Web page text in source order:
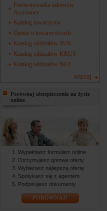
Porównywarka zakresów
Assistance
Katalog towarzystw
Opinie o towarzystwach
Katalog oddziałów ZUS
Katalog oddziałów KRUS
Katalog oddziałów NFZ
więcej
Porównaj ubezpieczenia na życie
online
Wypełniasz formularz online
Otrzymujesz gotowe oferty
Wybierasz najlepszą ofertę
Spotykasz się z agentem
Podpisujesz dokumenty
PORÓWNAJ!